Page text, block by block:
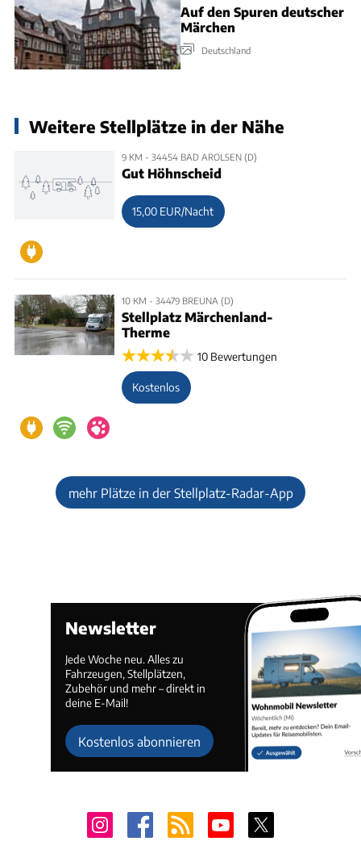
Auf den Spuren deutscher
Märchen
Deutschland
Weitere Stellplätze in der Nähe
9 KM - 34454 BAD AROLSEN (D)
Gut Höhnscheid
15,00 EUR/Nacht
10 KM - 34479 BREUNA (D)
Stellplatz Märchenland-
Therme
10 Bewertungen
Kostenlos
mehr Plätze in der Stellplatz-Radar-App
Newsletter
Jede Woche neu. Alles zu
Fahrzeugen, Stellplätzen,
Zubehör und mehr – direkt in
deine E-Mail!
Kostenlos abonnieren